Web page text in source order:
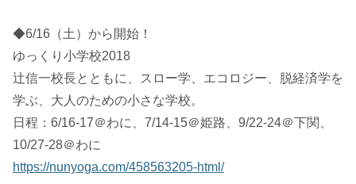
◆6/16（土）から開始！
ゆっくり小学校2018
辻信一校長とともに、スロー学、エコロジー、脱経済学を
学ぶ、大人のための小さな学校。
日程：6/16-17＠わに、7/14-15＠姫路、9/22-24＠下関、
10/27-28＠わに
https://nunyoga.com/458563205-html/